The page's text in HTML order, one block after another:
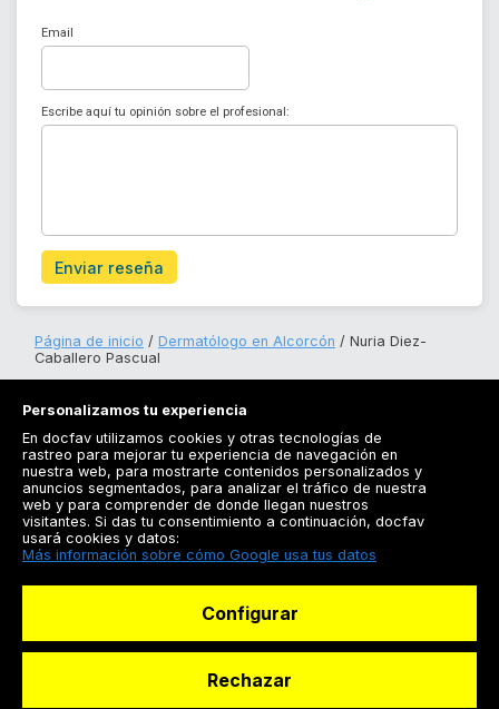
Email
Escribe aquí tu opinión sobre el profesional:
Enviar reseña
Página de inicio Dermatólogo en Alcorcón
Nuria Diez-
Caballero Pascual
Registrarse
Docfav
Personalizamos tu experiencia
En docfav utilizamos cookies y otras tecnologías de
rastreo para mejorar tu experiencia de navegación en
nuestra web, para mostrarte contenidos personalizados y
anuncios segmentados, para analizar el tráfico de nuestra
web y para comprender de donde llegan nuestros
visitantes. Si das tu consentimiento a continuación, docfav
usará cookies y datos:
Más información sobre cómo Google usa tus datos
Configurar
Rechazar